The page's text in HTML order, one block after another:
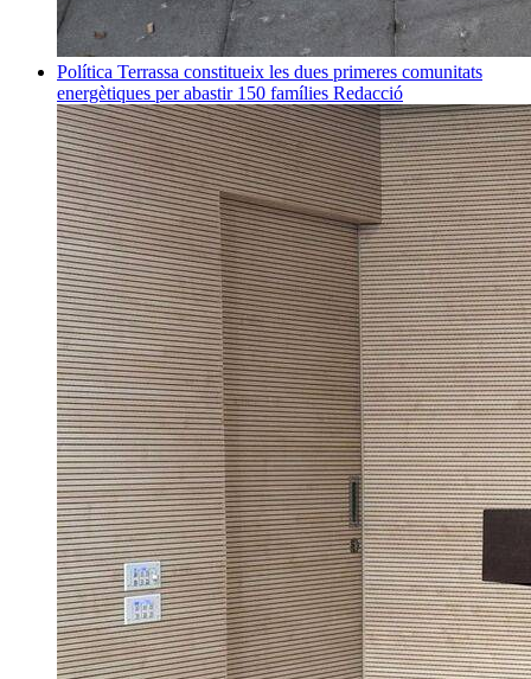
Política Terrassa constitueix les dues primeres comunitats
energètiques per abastir 150 famílies Redacció